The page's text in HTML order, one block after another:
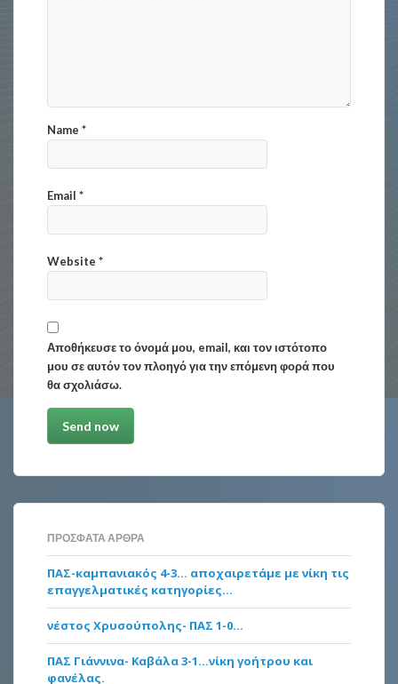
Name*
Email*
Website*
Αποθήκευσε το όνομά μου, email, και τον ιστότοπο
μου σε αυτόν τον πλοηγό για την επόμενη φορά που
θα σχολιάσω.
ΠΡΌΣΦΑΤΑ ΆΡΘΡΑ
ΠΑΣ-καμπανιακός 4-3… αποχαιρετάμε με νίκη τις
επαγγελματικές κατηγορίες…
νέστος Χρυσούπολης- ΠΑΣ 1-0…
ΠΑΣ Γιάννινα- Καβάλα 3-1…νίκη γοήτρου και
φανέλας.